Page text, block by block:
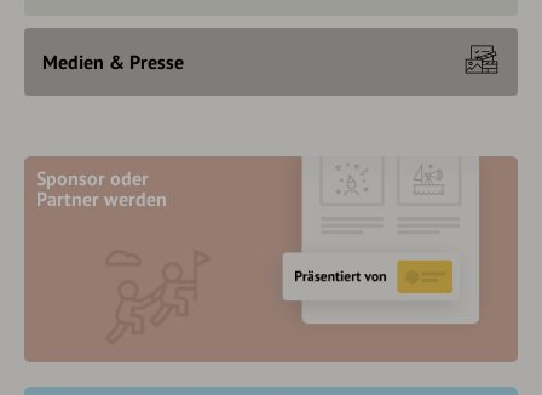
Medien & Presse
Sponsor oder
Partner werden